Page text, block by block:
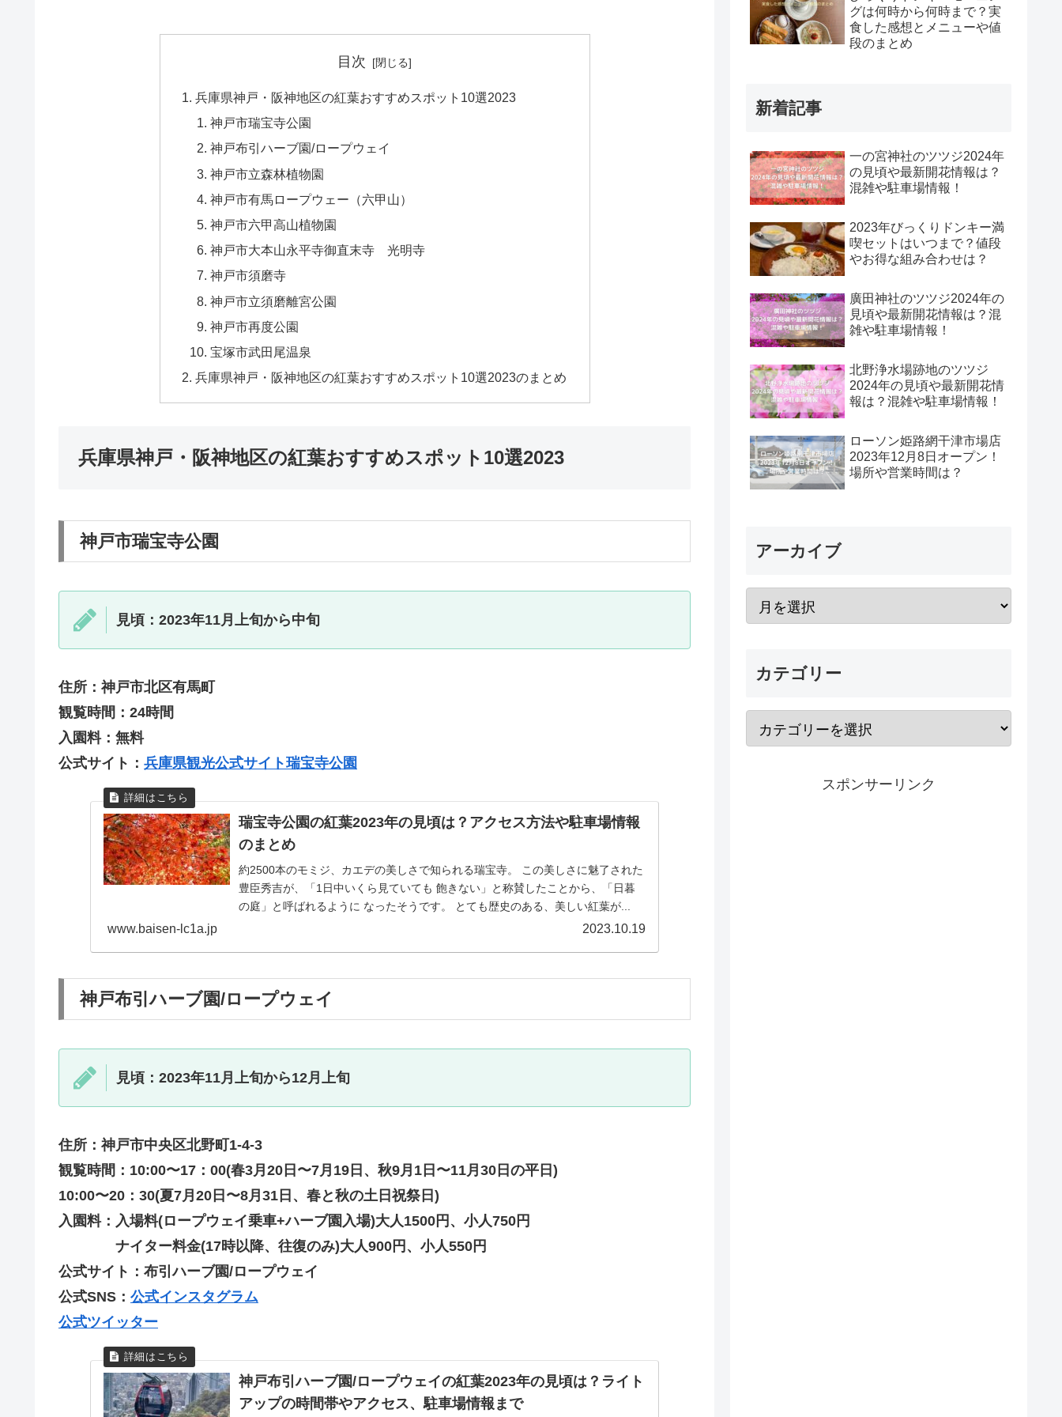
目次
兵庫県神戸・阪神地区の紅葉おすすめスポット10選2023
神戸市瑞宝寺公園
神戸布引ハーブ園/ロープウェイ
神戸市立森林植物園
神戸市有馬ロープウェー（六甲山）
神戸市六甲高山植物園
神戸市大本山永平寺御直末寺 光明寺
神戸市須磨寺
神戸市立須磨離宮公園
神戸市再度公園
宝塚市武田尾温泉
兵庫県神戸・阪神地区の紅葉おすすめスポット10選2023のまとめ
兵庫県神戸・阪神地区の紅葉おすすめスポット10選2023
神戸市瑞宝寺公園
見頃：2023年11月上旬から中旬
住所：神戸市北区有馬町
観覧時間：24時間
入園料：無料
公式サイト： 兵庫県観光公式サイト瑞宝寺公園
瑞宝寺公園の紅葉2023年の見頃は？アクセス方法や駐車場情報
のまとめ
約2500本のモミジ、カエデの美しさで知られる瑞宝寺。 この美しさに魅了された
豊臣秀吉が、「1日中いくら見ていても 飽きない」と称賛したことから、「日暮
の庭」と呼ばれるように なったそうです。 とても歴史のある、美しい紅葉が...
www.baisen-lc1a.jp 2023.10.19
神戸布引ハーブ園/ロープウェイ
見頃：2023年11月上旬から12月上旬
住所：神戸市中央区北野町1-4-3
観覧時間：10:00〜17：00(春3月20日〜7月19日、秋9月1日〜11月30日の平日)
10:00〜20：30(夏7月20日〜8月31日、春と秋の土日祝祭日)
入園料：入場料(ロープウェイ乗車+ハーブ園入場)大人1500円、小人750円
ナイター料金(17時以降、往復のみ)大人900円、小人550円
公式サイト：布引ハーブ園/ロープウェイ
公式SNS： 公式インスタグラム
公式ツイッター
神戸布引ハーブ園/ロープウェイの紅葉2023年の見頃は？ライト
アップの時間帯やアクセス、駐車場情報まで
グは何時から何時まで？実
食した感想とメニューや値
段のまとめ
新着記事
一の宮神社のツツジ2024年
の見頃や最新開花情報は？
混雑や駐車場情報！
2023年びっくりドンキー満
喫セットはいつまで？値段
やお得な組み合わせは？
廣田神社のツツジ2024年の
見頃や最新開花情報は？混
雑や駐車場情報！
北野浄水場跡地のツツジ
2024年の見頃や最新開花情
報は？混雑や駐車場情報！
ローソン姫路網干津市場店
2023年12月8日オープン！
場所や営業時間は？
アーカイブ
カテゴリー
スポンサーリンク